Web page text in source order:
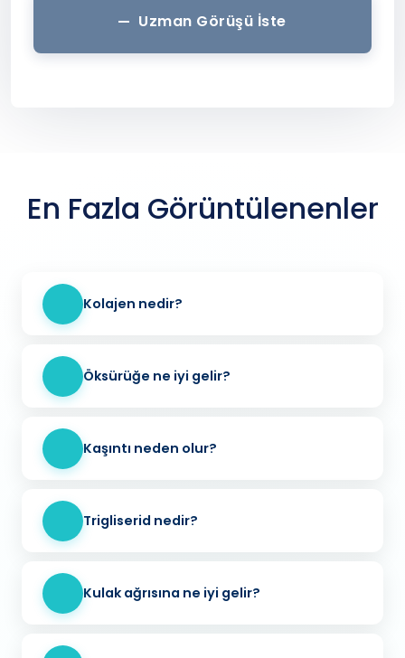
Uzman Görüşü İste
En Fazla Görüntülenenler
Kolajen nedir?
Öksürüğe ne iyi gelir?
Kaşıntı neden olur?
Trigliserid nedir?
Kulak ağrısına ne iyi gelir?